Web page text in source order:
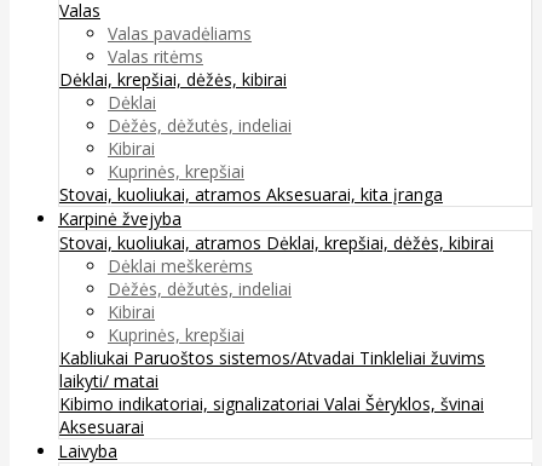
Valas
Valas pavadėliams
Valas ritėms
Dėklai, krepšiai, dėžės, kibirai
Dėklai
Dėžės, dėžutės, indeliai
Kibirai
Kuprinės, krepšiai
Stovai, kuoliukai, atramos Aksesuarai, kita įranga
Karpinė žvejyba
Stovai, kuoliukai, atramos Dėklai, krepšiai, dėžės, kibirai
Dėklai meškerėms
Dėžės, dėžutės, indeliai
Kibirai
Kuprinės, krepšiai
Kabliukai Paruoštos sistemos/Atvadai Tinkleliai žuvims
laikyti/ matai
Kibimo indikatoriai, signalizatoriai Valai Šėryklos, švinai
Aksesuarai
Laivyba